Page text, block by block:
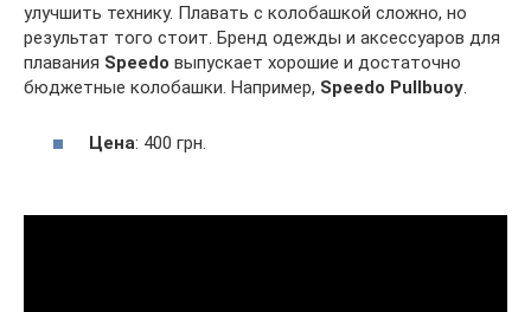
улучшить технику. Плавать с колобашкой сложно, но
результат того стоит. Бренд одежды и аксессуаров для
плавания Speedo выпускает хорошие и достаточно
бюджетные колобашки. Например, Speedo Pullbuoy.
Цена: 400 грн.